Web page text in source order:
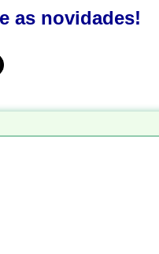
as novidades!